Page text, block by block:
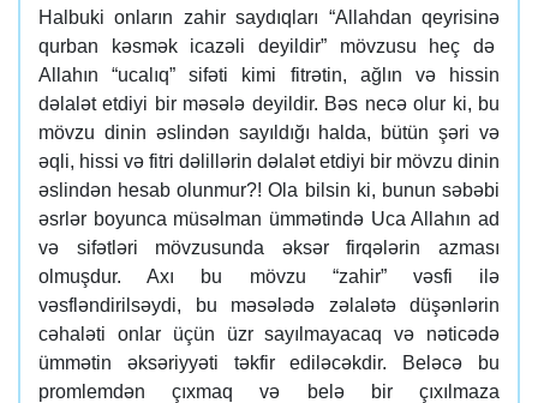
Halbuki onların zahir saydıqları “Allahdan qeyrisinə
qurban kəsmək icazəli deyildir” mövzusu heç də
Allahın “ucalıq” sifəti kimi fitrətin, ağlın və hissin
dəlalət etdiyi bir məsələ deyildir. Bəs necə olur ki, bu
mövzu dinin əslindən sayıldığı halda, bütün şəri və
əqli, hissi və fitri dəlillərin dəlalət etdiyi bir mövzu dinin
əslindən hesab olunmur?! Ola bilsin ki, bunun səbəbi
əsrlər boyunca müsəlman ümmətində Uca Allahın ad
və sifətləri mövzusunda əksər firqələrin azması
olmuşdur. Axı bu mövzu “zahir” vəsfi ilə
vəsfləndirilsəydi, bu məsələdə zəlalətə düşənlərin
cəhaləti onlar üçün üzr sayılmayacaq və nəticədə
ümmətin əksəriyyəti təkfir ediləcəkdir. Beləcə bu
promlemdən çıxmaq və belə bir çıxılmaza